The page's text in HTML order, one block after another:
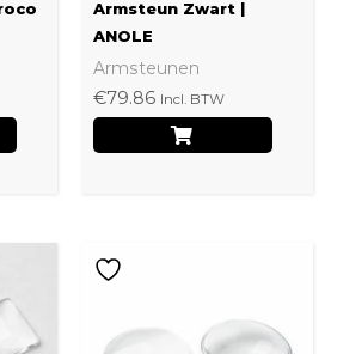
gekozen
de
Armsteun Zwart |
ANOLE
Armsteunen
€79.86 Incl. BTW
de